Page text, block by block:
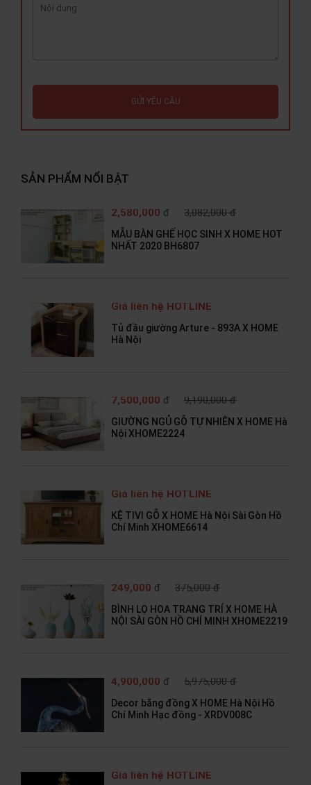
GỬI YÊU CẦU
SẢN PHẨM NỔI BẬT
2,580,000 đ 3,082,000 đ
MẪU BÀN GHẾ HỌC SINH X HOME HOT
NHẤT 2020 BH6807
Giá liên hệ HOTLINE
Tủ đầu giường Arture - 893A X HOME
Hà Nội
7,500,000 đ 9,190,000 đ
GIƯỜNG NGỦ GỖ TỰ NHIÊN X HOME Hà
Nội XHOME2224
Giá liên hệ HOTLINE
KỆ TIVI GỖ X HOME Hà Nội Sài Gòn Hồ
Chí Minh XHOME6614
249,000 đ 375,000 đ
BÌNH LỌ HOA TRANG TRÍ X HOME HÀ
NỘI SÀI GÒN HỒ CHÍ MINH XHOME2219
4,900,000 đ 5,975,000 đ
Decor bằng đồng X HOME Hà Nội Hồ
Chí Minh Hạc đồng - XRDV008C
Giá liên hệ HOTLINE